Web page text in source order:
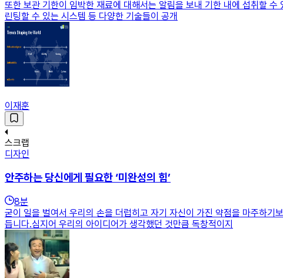
또한 보관 기한이 임박한 재료에 대해서는 알림을 보내 기한 내에 섭취할
린팅할 수 있는 시스템 등 다양한 기술들이 공개
이재훈
스크랩
디자인
안주하는 당신에게 필요한 ‘미완성의 힘’
8분
굳이 일을 벌여서 우리의 손을 더럽히고 자기 자신이 가진 약점을 마주하
듭니다.심지어 우리의 아이디어가 생각했던 것만큼 독창적이지